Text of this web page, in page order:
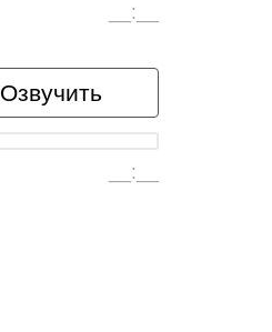
__:__
Озвучить
__:__